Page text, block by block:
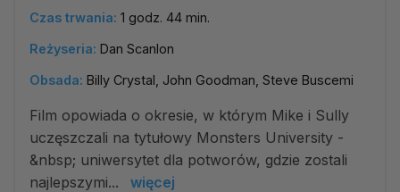
Czas trwania: 1 godz. 44 min.
Reżyseria: Dan Scanlon
Obsada: Billy Crystal, John Goodman, Steve Buscemi
Film opowiada o okresie, w którym Mike i Sully
uczęszczali na tytułowy Monsters University -
&nbsp; uniwersytet dla potworów, gdzie zostali
najlepszymi...
więcej